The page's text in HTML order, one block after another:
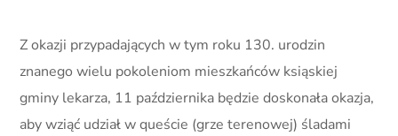
Z okazji przypadających w tym roku 130. urodzin
znanego wielu pokoleniom mieszkańców ksiąskiej
gminy lekarza, 11 października będzie doskonała okazja,
aby wziąć udział w queście (grze terenowej) śladami